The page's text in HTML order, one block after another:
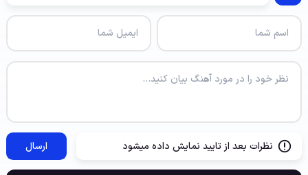
نظرات بعد از تایید نمایش داده میشود ارسال